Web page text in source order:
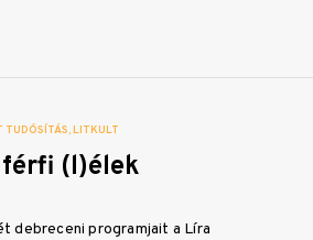
TUDÓSÍTÁS LITKULT
(l)élek
debreceni programjait a Líra